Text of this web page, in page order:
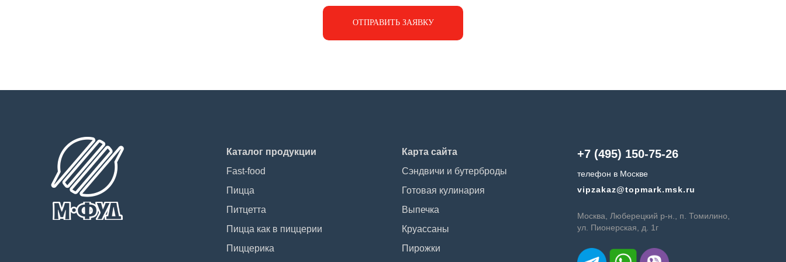
ОТПРАВИТЬ ЗАЯВКУ
Каталог продукции
Fast-food
Пицца
Питцетта
Пицца как в пиццерии
Пиццерика
Карта сайта
Сэндвичи и бутерброды
Готовая кулинария
Выпечка
Круассаны
Пирожки
+7 (495) 150-75-26
телефон в Москве
vipzakaz@topmark.msk.ru
Москва, Люберецкий р-н., п. Томилино,
ул. Пионерская, д. 1г